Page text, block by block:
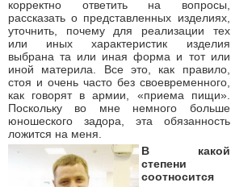
корректно ответить на вопросы,
рассказать о представленных изделиях,
уточнить, почему для реализации тех
или иных характеристик изделия
выбрана та или иная форма и тот или
иной материла. Все это, как правило,
стоя и очень часто без своевременного,
как говорят в армии, «приема пищи».
Поскольку во мне немного больше
юношеского задора, эта обязанность
ложится на меня.
В какой
степени
соотносится